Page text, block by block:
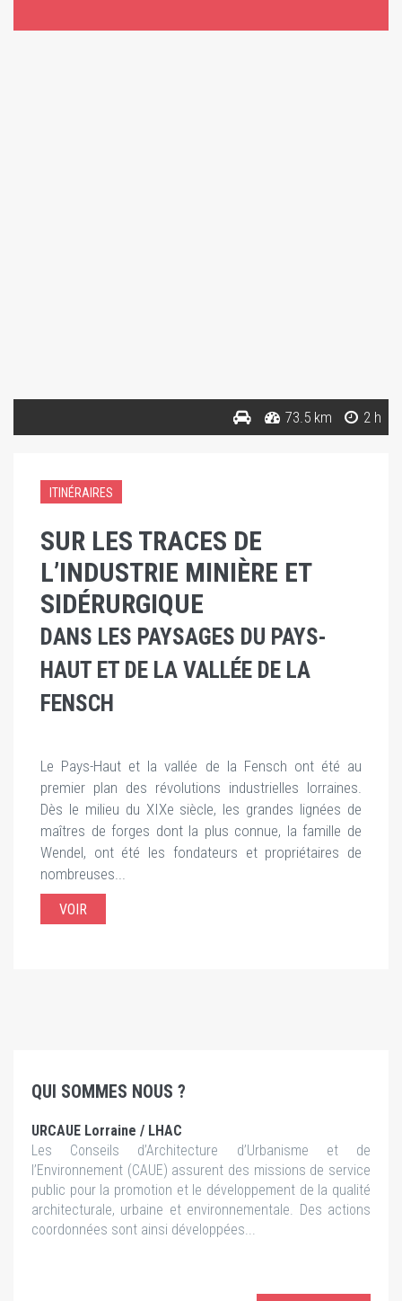
73.5 km 2 h
ITINÉRAIRES
SUR LES TRACES DE
L’INDUSTRIE MINIÈRE ET
SIDÉRURGIQUE
DANS LES PAYSAGES DU PAYS-
HAUT ET DE LA VALLÉE DE LA
FENSCH
Le Pays-Haut et la vallée de la Fensch ont été au
premier plan des révolutions industrielles lorraines.
Dès le milieu du XIXe siècle, les grandes lignées de
maîtres de forges dont la plus connue, la famille de
Wendel, ont été les fondateurs et propriétaires de
nombreuses...
VOIR
QUI SOMMES NOUS ?
URCAUE Lorraine / LHAC
Les Conseils d’Architecture d’Urbanisme et de
l’Environnement (CAUE) assurent des missions de service
public pour la promotion et le développement de la qualité
architecturale, urbaine et environnementale. Des actions
coordonnées sont ainsi développées...